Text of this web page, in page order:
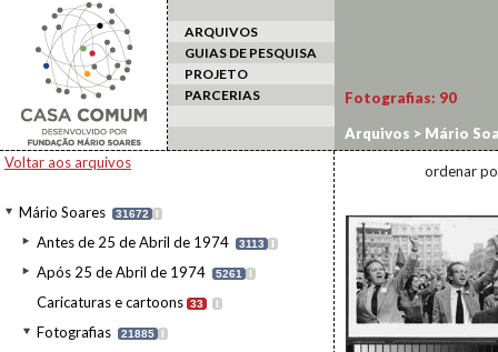
ARQUIVOS
GUIAS DE PESQUISA
PROJETO
PARCERIAS
Voltar aos arquivos
Mário Soares 31672 I
Antes de 25 de Abril de 1974 3113 I
Após 25 de Abril de 1974 5261 I
Caricaturas e cartoons 33 I
Fotografias 21885 I
Fotografias: 90
Arquivos > Mário
ordenar